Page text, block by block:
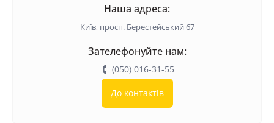
Наша адреса:
Київ, просп. Берестейський 67
Зателефонуйте нам:
(050) 016-31-55
До контактів